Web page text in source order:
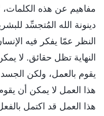
مفاهيم عن هذه الكلمات،
دينونة الله المُتجسِّد
النظر عمّا يفكر فيه
النهاية تظل حقائق. لا
يقوم بالعمل، ولكن
هذا العمل لا يمكن أن
هذا العمل قد اكتمل